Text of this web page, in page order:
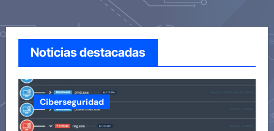
Noticias destacadas
Ciberseguridad